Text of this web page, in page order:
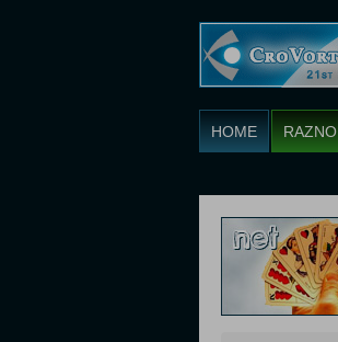
HOME RAZNO